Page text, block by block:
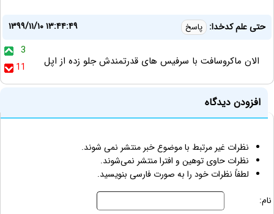
حتی علم کدخدا: پاسخ
۱۳۹۹/۱۱/۱۰ ۱۳:۴۴:۴۹
3
11
الان ماکروسافت با سرفیس های قدرتمندش جلو زده از اپل
افزودن دیدگاه
نظرات غیر مرتبط با موضوع خبر منتشر نمی شوند.
نظرات حاوی توهین و افترا منتشر نمی‌شوند.
لطفاً نظرات خود را به صورت فارسی بنویسید.
نام: